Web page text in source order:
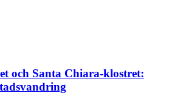
och Santa Chiara-klostret: